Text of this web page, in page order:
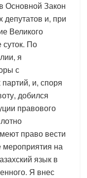
Основной Закон
депутатов и, при
Великого
суток. По
я
с
и, споря
добился
правового
право вести
мероприятия на
язык в
Я внес